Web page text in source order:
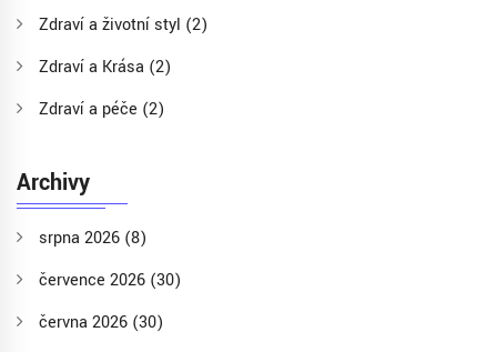
Zdraví a životní styl (2)
Zdraví a Krása (2)
Zdraví a péče (2)
Archivy
srpna 2026 (8)
července 2026 (30)
června 2026 (30)